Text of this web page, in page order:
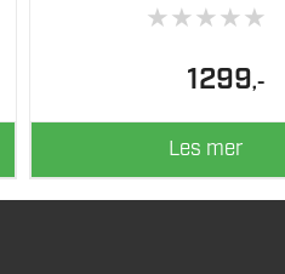
★★★★★
1299,-
Les mer